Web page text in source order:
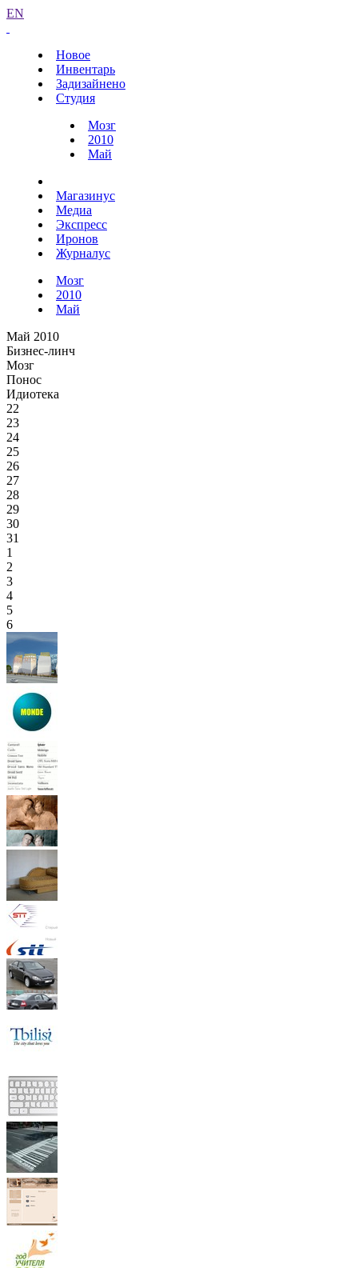
EN
Новое
Инвентарь
Задизайнено
Студия
Мозг
2010
Май
Магазинус
Медиа
Экспресс
Иронов
Журналус
Мозг
2010
Май
Май 2010
Бизнес-линч
Мозг
Понос
Идиотека
22
23
24
25
26
27
28
29
30
31
1
2
3
4
5
6